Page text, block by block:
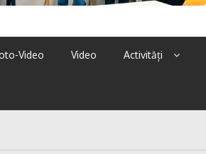
Video Video Activități